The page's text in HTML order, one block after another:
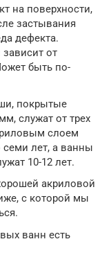
на поверхности,
застывания
дефекта.
от
быть по-
покрытые
служат от трех
слоем
лет, а ванны
10-12 лет.
акриловой
с которой мы
ванн есть